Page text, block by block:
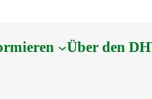
Über den